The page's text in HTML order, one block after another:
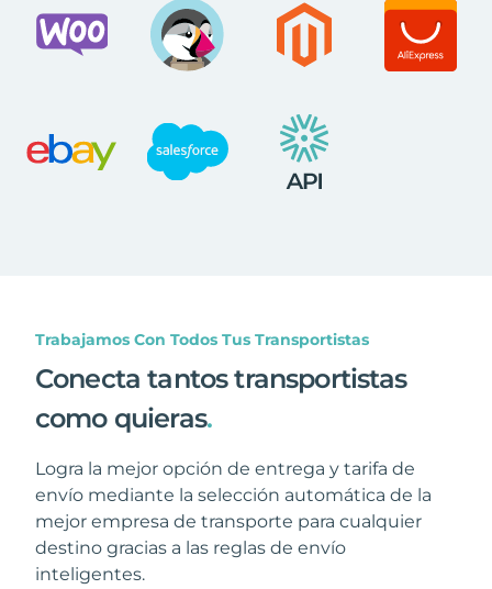
Trabajamos Con Todos Tus Transportistas
Conecta tantos transportistas
como quieras.
Logra la mejor opción de entrega y tarifa de
envío mediante la selección automática de la
mejor empresa de transporte para cualquier
destino gracias a las reglas de envío
inteligentes.